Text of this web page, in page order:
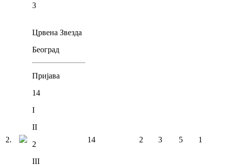
3
2.
Црвена Звезда
Београд
Пријава
14
I
II
2
III
14 2 3 5 1